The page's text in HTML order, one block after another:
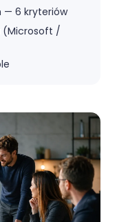
— 6 kryteriów
(Microsoft /